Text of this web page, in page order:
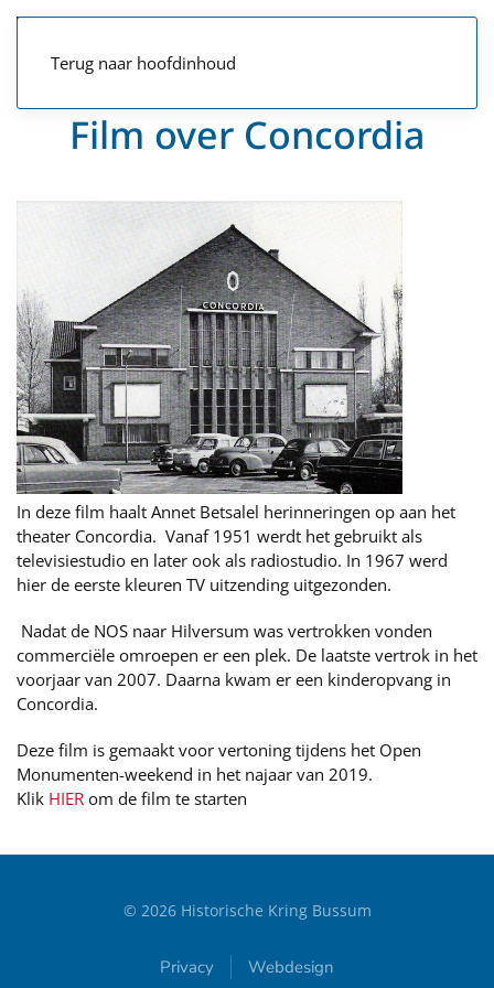
Terug naar hoofdinhoud
Film over Concordia
In deze film haalt Annet Betsalel herinneringen op aan het
theater Concordia. Vanaf 1951 werdt het gebruikt als
televisiestudio en later ook als radiostudio. In 1967 werd
hier de eerste kleuren TV uitzending uitgezonden.
Nadat de NOS naar Hilversum was vertrokken vonden
commerciële omroepen er een plek. De laatste vertrok in het
voorjaar van 2007. Daarna kwam er een kinderopvang in
Concordia.
Deze film is gemaakt voor vertoning tijdens het Open
Monumenten-weekend in het najaar van 2019.
Klik HIER om de film te starten
© 2026Historische Kring Bussum
Privacy Webdesign